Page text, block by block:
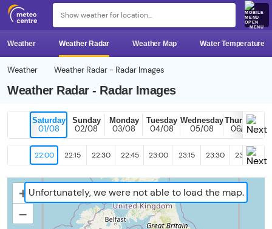
MENU
Weather Weather Radar Weather Map Water Temperature
Weather Weather Radar - Radar Images
Weather Radar - Radar Images
Saturday
01/08
Sunday
02/08
Monday
03/08
Tuesday
04/08
Wednesday
05/08
Thursday
06/08
22:00 22:15 22:30 22:45 23:00 23:15 23:30 23:45
Unfortunately, we were not able to load the map.
+
–